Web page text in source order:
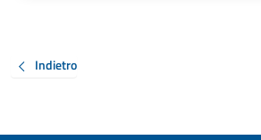
Indietro